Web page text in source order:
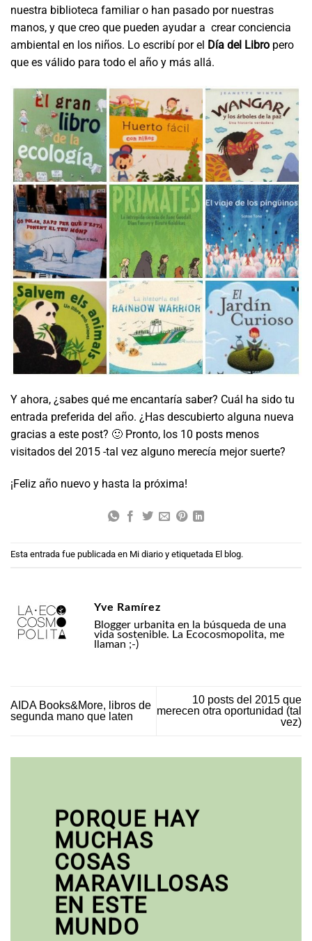
nuestra biblioteca familiar o han pasado por nuestras
manos, y que creo que pueden ayudar a crear conciencia
ambiental en los niños. Lo escribí por el Día del Libro pero
que es válido para todo el año y más allá.
Y ahora, ¿sabes qué me encantaría saber? Cuál ha sido tu
entrada preferida del año. ¿Has descubierto alguna nueva
gracias a este post? 🙂 Pronto, los 10 posts menos
visitados del 2015 -tal vez alguno merecía mejor suerte?
¡Feliz año nuevo y hasta la próxima!
Esta entrada fue publicada en Mi diario y etiquetada El blog.
Yve Ramírez
Blogger urbanita en la búsqueda de una
vida sostenible. La Ecocosmopolita, me
llaman ;-)
AIDA Books&More, libros de
segunda mano que laten
10 posts del 2015 que
merecen otra oportunidad (tal
vez)
PORQUE HAY
MUCHAS
COSAS
MARAVILLOSAS
EN ESTE
MUNDO